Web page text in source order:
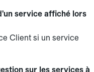
service affiché lors
Client si un service
sur les services à